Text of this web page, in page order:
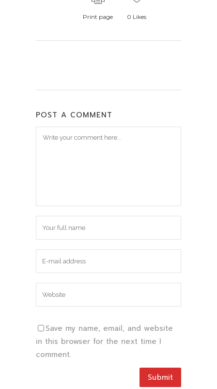
Print page 0 Likes
POST A COMMENT
Save my name, email, and website
in this browser for the next time I
comment.